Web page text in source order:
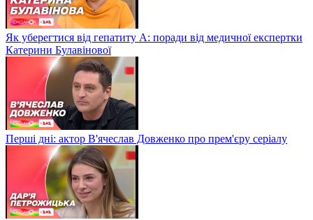
Як уберегтися від гепатиту А: поради від медичної експертки
Катерини Булавінової
Перші дні: актор В'ячеслав Довженко про прем'єру серіалу